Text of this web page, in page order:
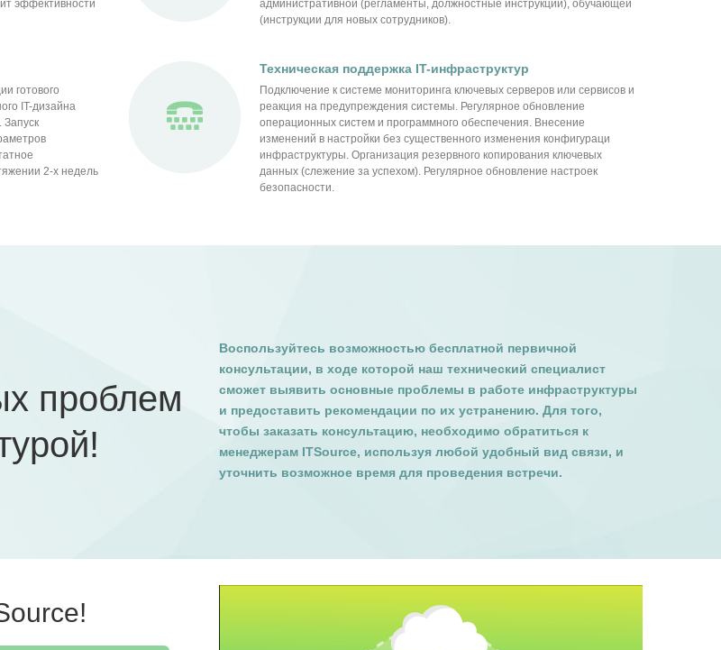
эффективности
административной (регламенты, должностные инструкции), обучающей
(инструкции для новых сотрудников).
готового
IT-дизайна
Запуск
2-х недель
Техническая поддержка IT-инфраструктур
Подключение к системе мониторинга ключевых серверов или сервисов и
реакция на предупреждения системы. Регулярное обновление
операционных систем и программного обеспечения. Внесение
изменений в настройки без существенного изменения конфигураци
инфраструктуры. Организация резервного копирования ключевых
данных (слежение за успехом). Регулярное обновление настроек
безопасности.
проблем
Воспользуйтесь возможностью бесплатной первичной
консультации, в ходе которой наш технический специалист
сможет выявить основные проблемы в работе инфраструктуры
и предоставить рекомендации по их устранению. Для того,
чтобы заказать консультацию, необходимо обратиться к
менеджерам ITSource, используя любой удобный вид связи, и
уточнить возможное время для проведения встречи.